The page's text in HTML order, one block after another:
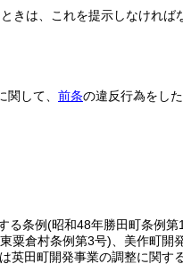
きは、これを提示しなければ
して、 前条の違反行為をし
る条例(昭和48年勝田町条例第
粟倉村条例第3号) 、美作町開
英田町開発事業の調整に関す